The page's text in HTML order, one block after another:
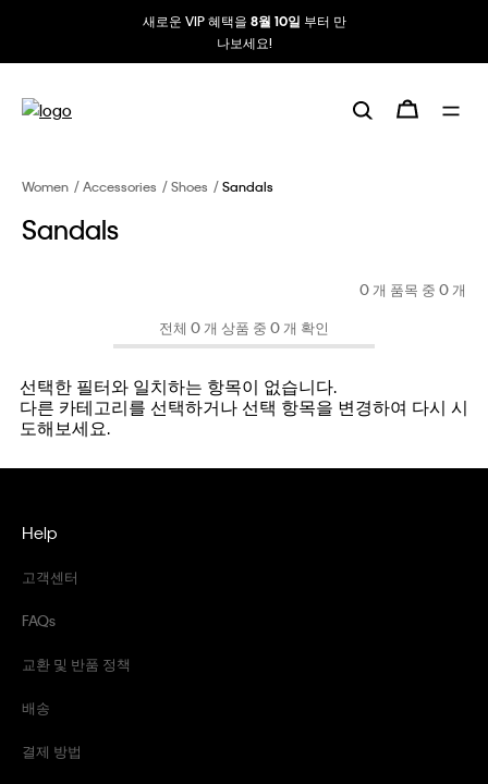
새로운 VIP 혜택을 8월 10일 부터 만
나보세요!
Women Accessories Shoes Sandals
Sandals
0 개 품목 중 0 개
전체 0 개 상품 중 0 개 확인
선택한 필터와 일치하는 항목이 없습니다.
다른 카테고리를 선택하거나 선택 항목을 변경하여 다시 시
도해보세요.
Help
고객센터
FAQs
교환 및 반품 정책
배송
결제 방법